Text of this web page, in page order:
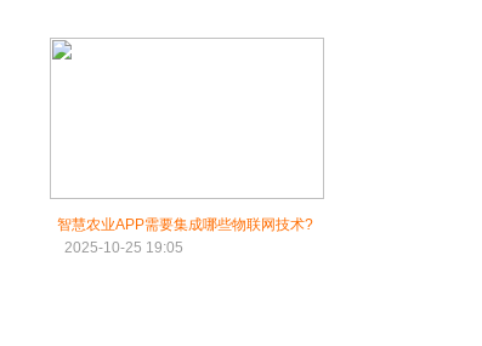
智慧农业APP需要集成哪些物联网技术?
2025-10-25 19:05